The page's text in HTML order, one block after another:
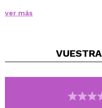
sofisticación y un carácter
estela envolvente que
Notas de salida:
Notas de corazón:
ver más